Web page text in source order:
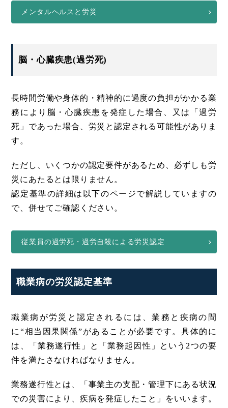
メンタルヘルスと労災
脳・心臓疾患(過労死)
長時間労働や身体的・精神的に過度の負担がかかる業
務により脳・心臓疾患を発症した場合、又は「過労
死」であった場合、労災と認定される可能性がありま
す。
ただし、いくつかの認定要件があるため、必ずしも労
災にあたるとは限りません。
認定基準の詳細は以下のページで解説していますの
で、併せてご確認ください。
従業員の過労死・過労自殺による労災認定
職業病の労災認定基準
職業病が労災と認定されるには、業務と疾病の間
に“相当因果関係”があることが必要です。具体的に
は、「業務遂行性」と「業務起因性」という2つの要
件を満たさなければなりません。
業務遂行性とは、「事業主の支配・管理下にある状況
での災害により、疾病を発症したこと」をいいます。